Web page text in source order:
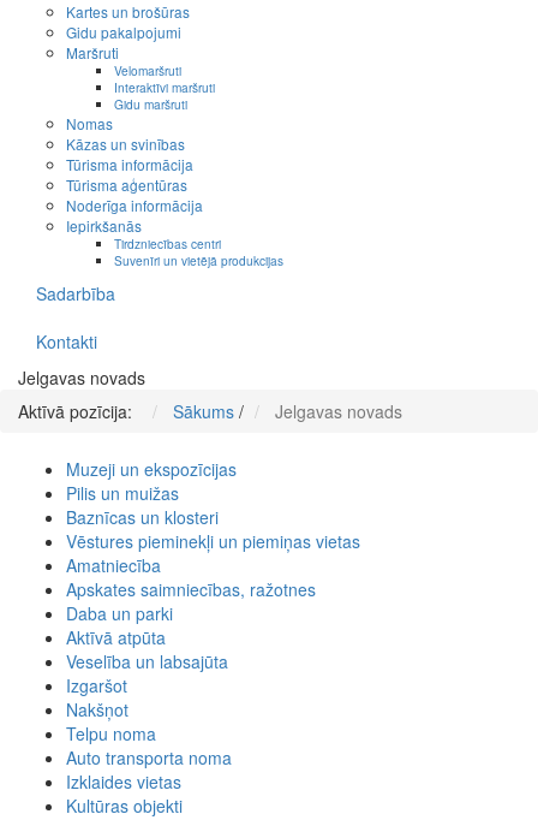
Kartes un brošūras
Gidu pakalpojumi
Maršruti
Velomaršruti
Interaktīvi maršruti
Gidu maršruti
Nomas
Kāzas un svinības
Tūrisma informācija
Tūrisma aģentūras
Noderīga informācija
Iepirkšanās
Tirdzniecības centri
Suvenīri un vietējā produkcijas
Sadarbība
Kontakti
Jelgavas novads
Aktīvā pozīcija:
Sākums / Jelgavas novads
Muzeji un ekspozīcijas
Pilis un muižas
Baznīcas un klosteri
Vēstures pieminekļi un piemiņas vietas
Amatniecība
Apskates saimniecības, ražotnes
Daba un parki
Aktīvā atpūta
Veselība un labsajūta
Izgaršot
Nakšņot
Telpu noma
Auto transporta noma
Izklaides vietas
Kultūras objekti